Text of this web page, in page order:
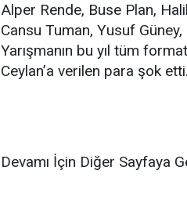
Alper Rende, Buse Plan,
Cansu Tuman, Yusuf
Yarışmanın bu yıl tüm
Ceylan’a verilen para şok
Devamı İçin Diğer Sayfaya